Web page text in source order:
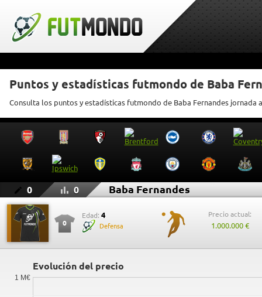
Puntos y estadísticas futmondo de Baba
Consulta los puntos y estadísticas futmondo de Baba Fernandes jornada
0 0 Baba Fernandes
0
Edad: 4
Defensa
Precio actual:
1.000.000 €
Evolución del precio
1 M€